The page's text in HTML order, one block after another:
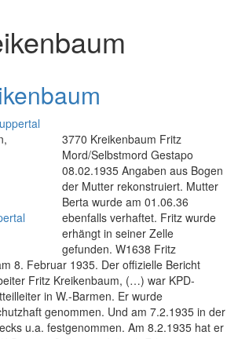
3770 Kreikenbaum Fritz
Mord/Selbstmord Gestapo
08.02.1935 Angaben aus Bogen
der Mutter rekonstruiert. Mutter
Berta wurde am 01.06.36
ebenfalls verhaftet. Fritz wurde
erhängt in seiner Zelle
gefunden. W1638 Fritz
8. Februar 1935. Der offizielle Bericht
Fritz Kreikenbaum, (…) war KPD-
in W.-Barmen. Er wurde
genommen. Und am 7.2.1935 in der
u.a. festgenommen. Am 8.2.1935 hat er